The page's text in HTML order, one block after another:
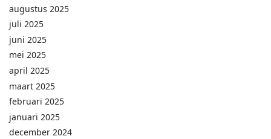
augustus 2025
juli 2025
juni 2025
mei 2025
april 2025
maart 2025
februari 2025
januari 2025
december 2024